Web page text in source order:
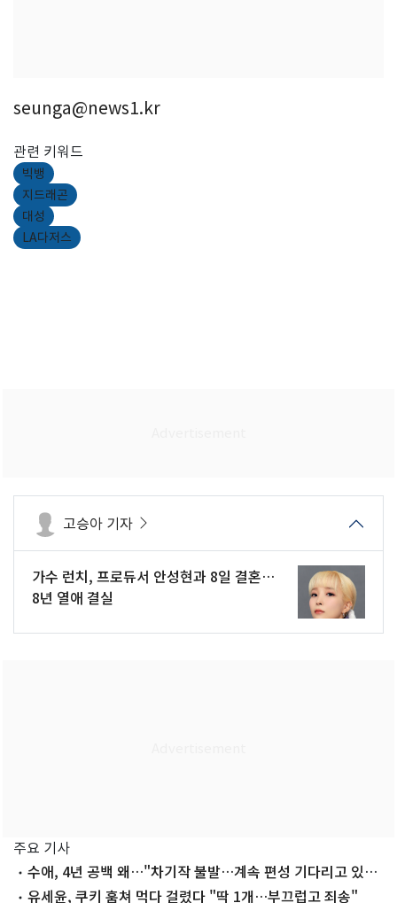
seunga@news1.kr
관련 키워드
빅뱅
지드래곤
대성
LA다저스
고승아 기자
가수 런치, 프로듀서 안성현과 8일 결혼…
8년 열애 결실
주요 기사
수애, 4년 공백 왜…"차기작 불발…계속 편성 기다리고 있
다"유세윤, 쿠키 훔쳐 먹다 걸렸다 "딱 1개…부끄럽고 죄송"